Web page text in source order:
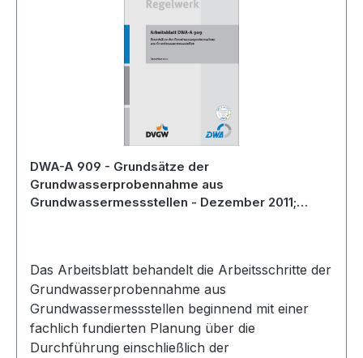
DWA-A 909 - Grundsätze der
Grundwasserprobennahme aus
Grundwassermessstellen - Dezember 2011;
Das Arbeitsblatt behandelt die Arbeitsschritte der
Grundwasserprobennahme aus
Grundwassermessstellen beginnend mit einer
fachlich fundierten Planung über die
Durchführung einschließlich der